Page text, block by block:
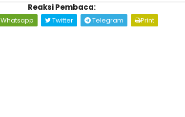
Reaksi Pembaca:
Whatsapp Twitter Telegram Print